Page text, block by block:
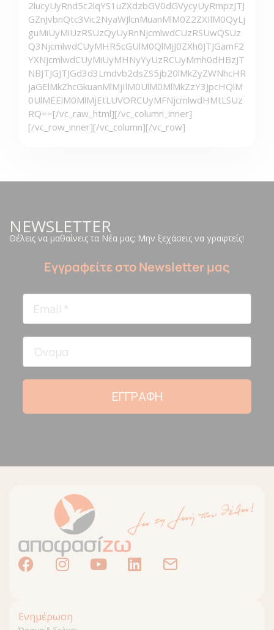
NEWSLETTER
Θέλεις να μαθαίνεις τα Νέα μας; Μην ξεχάσεις να γραφτείς!
Εγγραφείτε στο Newsletter μας
ΕΓΓΡΑΦΗ
Ενημέρωση